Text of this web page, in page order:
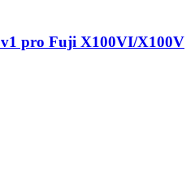
pro Fuji X100VI/X100V